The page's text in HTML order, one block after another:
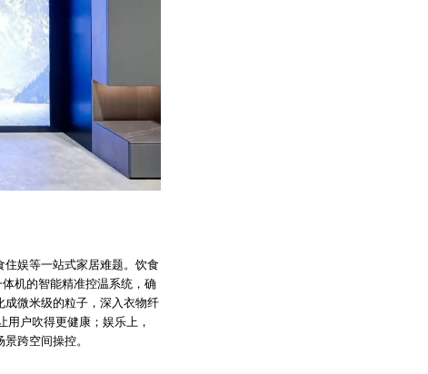
住娱等一站式家居难题。饮食
机的智能精准控温系统，确
微米级的粒子，深入衣物纤
用户吹得更健康；娱乐上，
跨空间操控。